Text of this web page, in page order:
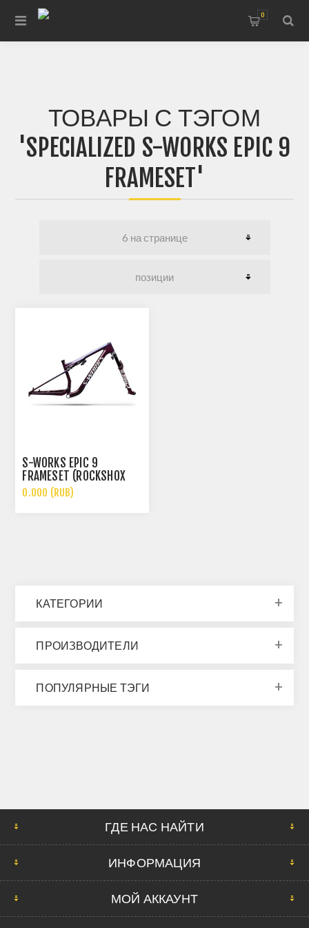
0
ТОВАРЫ С ТЭГОМ
'SPECIALIZED S-WORKS EPIC 9
FRAMESET'
S-WORKS EPIC 9
FRAMESET (ROCKSHOX
ULTIMATE FLIGHT
ATTENDANT)
0.000 (RUB)
КАТЕГОРИИ
ПРОИЗВОДИТЕЛИ
ПОПУЛЯРНЫЕ ТЭГИ
ГДЕ НАС НАЙТИ
ИНФОРМАЦИЯ
МОЙ АККАУНТ